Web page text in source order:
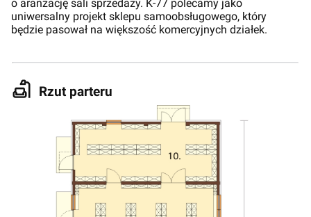
o aranżację sali sprzedaży. K-77 polecamy jako
uniwersalny projekt sklepu samoobsługowego, który
będzie pasował na większość komercyjnych działek.
Rzut parteru